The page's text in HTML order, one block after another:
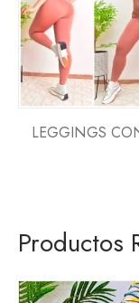
LEGGINGS
Productos